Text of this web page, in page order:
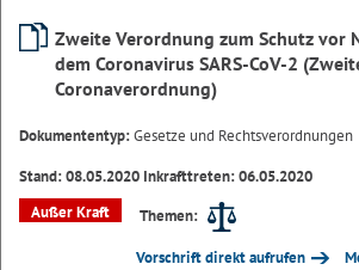
Zweite Verordnung zum Schutz vor
dem Coronavirus SARS-CoV-2
Coronaverordnung)
Dokumententyp:Gesetze und Rechtsverordnungen
Stand: 08.05.2020 Inkrafttreten: 06.05.2020
Außer Kraft
Themen:
Vorschrift direkt aufrufen